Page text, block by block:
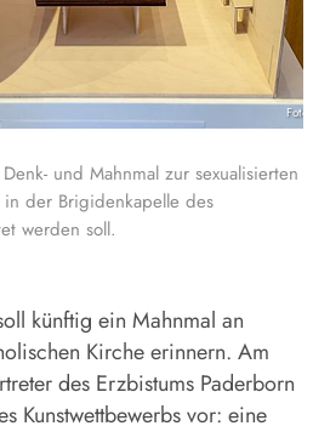
und Mahnmal zur sexualisierten
der Brigidenkapelle des
werden soll.
künftig ein Mahnmal an
Kirche erinnern. Am
des Erzbistums Paderborn
Kunstwettbewerbs vor: eine